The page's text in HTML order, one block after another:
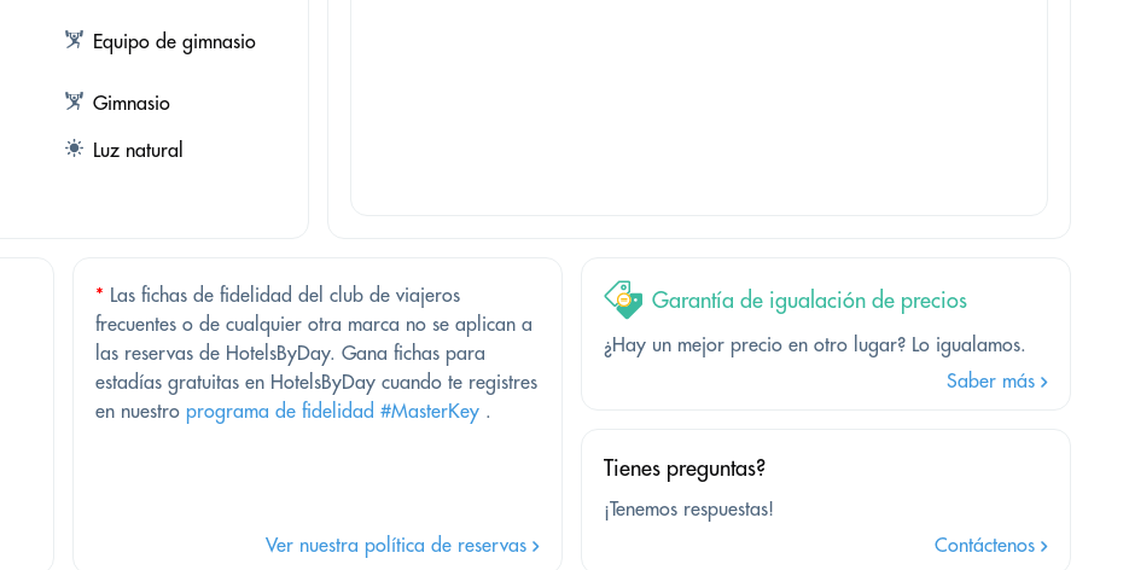
Equipo de gimnasio
Gimnasio
Luz natural
* Las fichas de fidelidad del club de viajeros
frecuentes o de cualquier otra marca no se aplican a
las reservas de HotelsByDay. Gana fichas para
estadías gratuitas en HotelsByDay cuando te registres
en nuestro programa de fidelidad #MasterKey .
Ver nuestra política de reservas
Garantía de igualación de precios
¿Hay un mejor precio en otro lugar? Lo igualamos.
Saber más
Tienes preguntas?
¡Tenemos respuestas!
Contáctenos